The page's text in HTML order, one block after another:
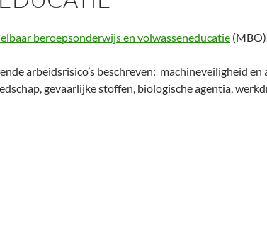
beroepsonderwijs en volwasseneducatie
arbeidsrisico’s beschreven: machineveiligheid
gevaarlijke stoffen, biologische agentia,